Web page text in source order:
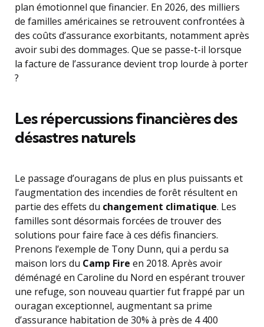
plan émotionnel que financier. En 2026, des milliers
de familles américaines se retrouvent confrontées à
des coûts d’assurance exorbitants, notamment après
avoir subi des dommages. Que se passe-t-il lorsque
la facture de l’assurance devient trop lourde à porter
?
Les répercussions financières des
désastres naturels
Le passage d’ouragans de plus en plus puissants et
l’augmentation des incendies de forêt résultent en
partie des effets du changement climatique. Les
familles sont désormais forcées de trouver des
solutions pour faire face à ces défis financiers.
Prenons l’exemple de Tony Dunn, qui a perdu sa
maison lors du Camp Fire en 2018. Après avoir
déménagé en Caroline du Nord en espérant trouver
une refuge, son nouveau quartier fut frappé par un
ouragan exceptionnel, augmentant sa prime
d’assurance habitation de 30% à près de 4 400